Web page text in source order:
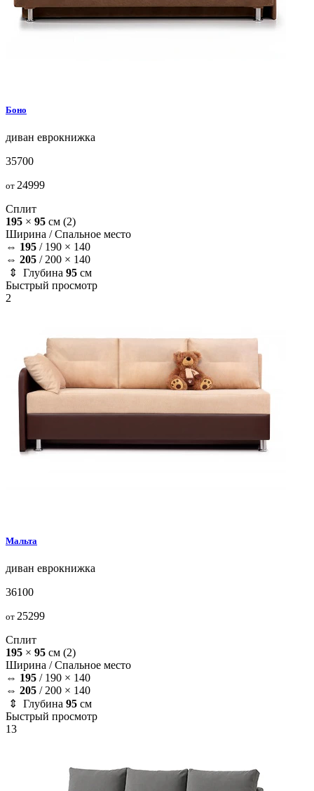
Боно
диван еврокнижка
35700
от 24999
Сплит
195 × 95 см (2)
Ширина /Спальное место
⇔ 195 / 190 × 140
⇔ 205 / 200 × 140
⇕ Глубина 95 см
Быстрый просмотр
2
Мальта
диван еврокнижка
36100
от 25299
Сплит
195 × 95 см (2)
Ширина /Спальное место
⇔ 195 / 190 × 140
⇔ 205 / 200 × 140
⇕ Глубина 95 см
Быстрый просмотр
13